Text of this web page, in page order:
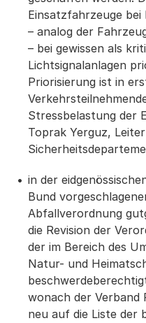
Einsatzfahrzeuge
– analog der
– bei gewissen als
Lichtsignalanlagen
Priorisierung ist in
Stressbelastung der
Toprak Yerguz,
in der
Bund
Abfallverordnung
die Revision der
der im Bereich des
Natur- und
wonach der Verband
neu auf die Liste der